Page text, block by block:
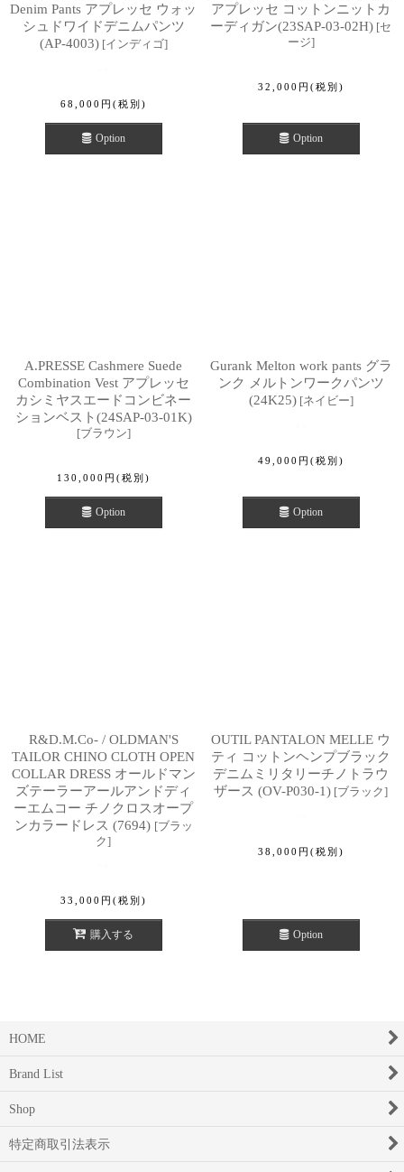
Denim Pants アプレッセ ウォッ
シュドワイドデニムパンツ
(AP-4003) [インディゴ]
68,000 円 (税別)
Option
アプレッセ コットンニットカ
ーディガン(23SAP-03-02H) [セ
ージ]
32,000 円 (税別)
Option
A.PRESSE Cashmere Suede
Combination Vest アプレッセ
カシミヤスエードコンビネー
ションベスト(24SAP-03-01K)
[ブラウン]
130,000 円 (税別)
Option
Gurank Melton work pants グラ
ンク メルトンワークパンツ
(24K25) [ネイビー]
49,000 円 (税別)
Option
R&D.M.Co- / OLDMAN'S
TAILOR CHINO CLOTH OPEN
COLLAR DRESS オールドマン
ズテーラーアールアンドディ
ーエムコー チノクロスオープ
ンカラードレス (7694) [ブラッ
ク]
33,000 円 (税別)
購入する
OUTIL PANTALON MELLE ウ
ティ コットンヘンプブラック
デニムミリタリーチノトラウ
ザース (OV-P030-1) [ブラック]
38,000 円 (税別)
Option
HOME
Brand List
Shop
特定商取引法表示